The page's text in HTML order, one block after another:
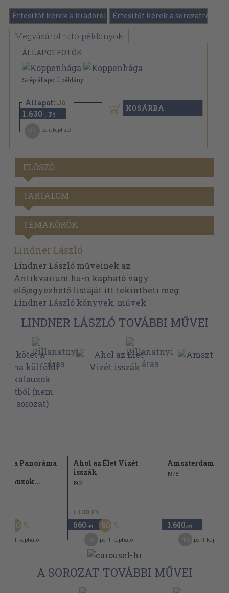
Értesítőt kérek a kiadóról Értesítőt kérek a sorozatról
Megvásárolható példányok
ÁLLAPOTFOTÓK
Szép állapotú példány.
Állapot: Jó
1.630 ,-Ft
pont kapható
KOSÁRBA
ELŐSZÓ
TARTALOM
TÉMAKÖRÖK
Lindner László
Lindner László műveinek az
Antikvarium.hu-n kapható vagy
előjegyezhető listáját itt tekintheti meg:
Lindner László könyvek, művek
LINDNER LÁSZLÓ TOVÁBBI MŰVEI
a Panoráma
50
pont kapható
Ahol az Élet Vizét
isszák
1964
1.130 Ft
560 ,-Ft 50
pont kapható
Amszterdam
1978
1.640 ,-Ft
pont kapható
A SOROZAT TOVÁBBI MŰVEI